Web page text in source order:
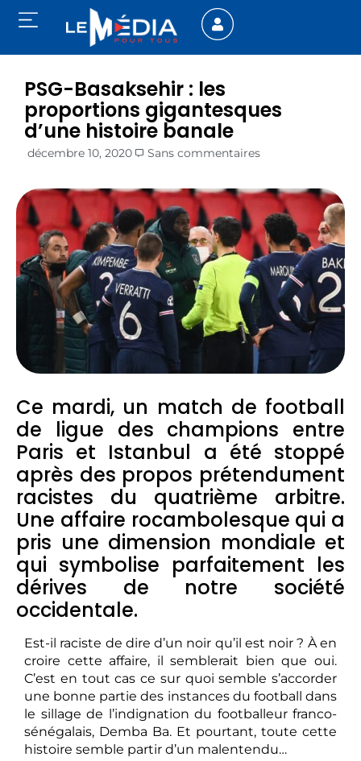
PSG-Basaksehir : les
proportions gigantesques
d’une histoire banale
décembre 10, 2020 Sans commentaires
Ce mardi, un match de football
de ligue des champions entre
Paris et Istanbul a été stoppé
après des propos prétendument
racistes du quatrième arbitre.
Une affaire rocambolesque qui a
pris une dimension mondiale et
qui symbolise parfaitement les
dérives de notre société
occidentale.
Est-il raciste de dire d’un noir qu’il est noir ? À en
croire cette affaire, il semblerait bien que oui.
C’est en tout cas ce sur quoi semble s’accorder
une bonne partie des instances du football dans
le sillage de l’indignation du footballeur franco-
sénégalais, Demba Ba. Et pourtant, toute cette
histoire semble partir d’un malentendu…